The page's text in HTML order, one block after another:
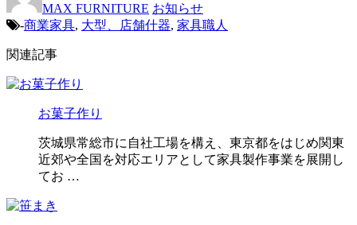
MAX FURNITURE お知らせ
-商業家具, 大型、店舗什器, 家具職人
関連記事
お菓子作り
茨城県常総市に自社工場を構え、東京都をはじめ関東
近郊や全国を対応エリアとして家具製作事業を展開し
てお …